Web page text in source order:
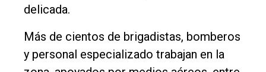
delicada.
Más de cientos de brigadistas, bomberos
y personal especializado trabajan en la